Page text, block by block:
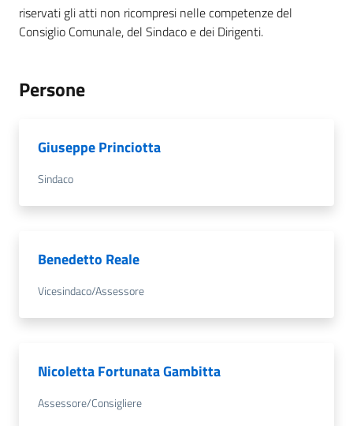
riservati gli atti non ricompresi nelle competenze del
Consiglio Comunale, del Sindaco e dei Dirigenti.
Persone
Giuseppe Princiotta
Sindaco
Benedetto Reale
Vicesindaco/Assessore
Nicoletta Fortunata Gambitta
Assessore/Consigliere